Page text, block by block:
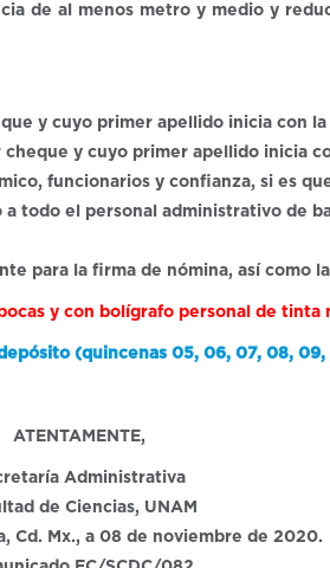
de al menos metro y medio y
y cuyo primer apellido inicia con
cheque y cuyo primer apellido inicia
funcionarios y confianza, si es
todo el personal administrativo de
para la firma de nómina, así como
y con bolígrafo personal de
(quincenas 05, 06, 07, 08, 09,
ATENTAMENTE,
Administrativa
de Ciencias, UNAM
Cd. Mx., a 08 de noviembre de 2020.